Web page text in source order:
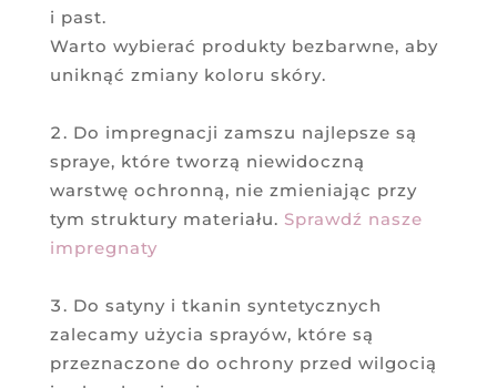
i past.
Warto wybierać produkty bezbarwne, aby
uniknąć zmiany koloru skóry.
Do impregnacji zamszu najlepsze są
spraye, które tworzą niewidoczną
warstwę ochronną, nie zmieniając przy
tym struktury materiału. Sprawdź nasze
impregnaty
Do satyny i tkanin syntetycznych
zalecamy użycia sprayów, które są
przeznaczone do ochrony przed wilgocią